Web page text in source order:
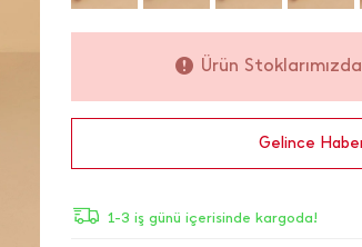
Ürün
Gelince
1-3 iş günü içerisinde kargoda!